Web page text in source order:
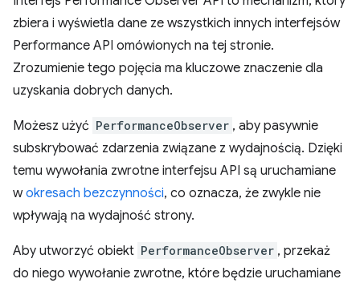
zbiera i wyświetla dane ze wszystkich innych interfejsów
Performance API omówionych na tej stronie.
Zrozumienie tego pojęcia ma kluczowe znaczenie dla
uzyskania dobrych danych.
Możesz użyć PerformanceObserver , aby pasywnie
subskrybować zdarzenia związane z wydajnością. Dzięki
temu wywołania zwrotne interfejsu API są uruchamiane
wokresach bezczynności, co oznacza, że zwykle nie
wpływają na wydajność strony.
Aby utworzyć obiekt PerformanceObserver , przekaż
do niego wywołanie zwrotne, które będzie uruchamiane